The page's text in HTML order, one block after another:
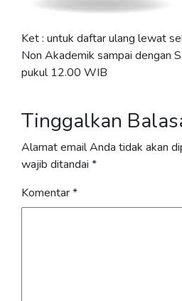
Ket : untuk daftar ulang lewat
Non Akademik sampai dengan
pukul 12.00 WIB
Tinggalkan
Alamat email Anda tidak akan
wajib ditandai *
Komentar*